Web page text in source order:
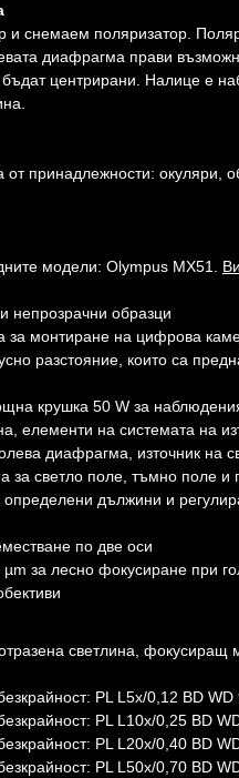
и снемаем поляризатор.
диафрагма прави
центрирани. Налице е
принадлежности: окуляри,
модели: Olympus MX51.
непрозрачни образци
за монтиране на цифрова
разстояние, които са
крушка 50 W за
елементи на системата на
диафрагма, източник на
за светло поле, тъмно поле и
дължини и
по две оси
за лесно фокусиране при
светлина,
PL L5x/0,12 BD WD
PL L10x/0,25 BD
PL L20x/0,40 BD
PL L50х/0,70 BD